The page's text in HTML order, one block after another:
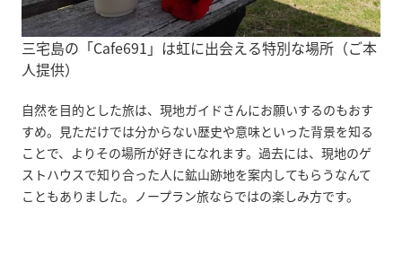
三宅島の「Cafe691」は虹に出会える特別な場所（ご本
人提供）
自然を目的とした旅は、現地ガイドさんにお願いするのもおす
すめ。見ただけでは分からない歴史や意味といった背景を知る
ことで、よりその場所が好きになれます。過去には、現地のゲ
ストハウスで知り合った人に鉱山跡地を案内してもらうなんて
こともありました。ノープラン旅ならではの楽しみ方です。